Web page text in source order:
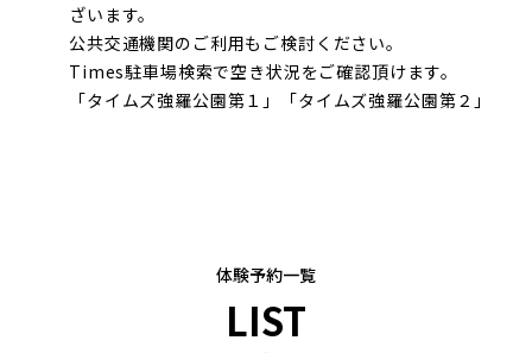
ざいます。
公共交通機関のご利用もご検討ください。
Times駐車場検索で空き状況をご確認頂けます。
「タイムズ強羅公園第１」「タイムズ強羅公園第２」
体験予約一覧
LIST